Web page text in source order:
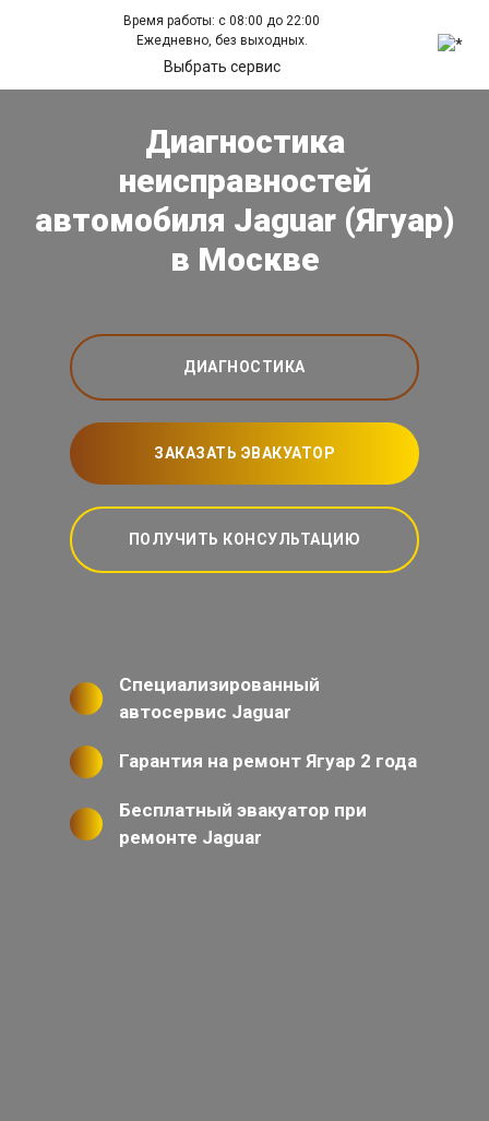
Время работы: с 08:00 до 22:00
Ежедневно, без выходных.
Выбрать сервис
Диагностика
неисправностей
автомобиля Jaguar (Ягуар)
в Москве
ДИАГНОСТИКА
ЗАКАЗАТЬ ЭВАКУАТОР
ПОЛУЧИТЬ КОНСУЛЬТАЦИЮ
Специализированный
автосервис Jaguar
Гарантия на ремонт Ягуар 2 года
Бесплатный эвакуатор при
ремонте Jaguar